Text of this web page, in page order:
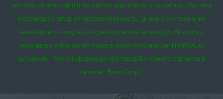
або заявлено на офіційних сайтах виробників, в каталогах. Частина
інформації в інтернет-магазині(кількість, ціна) в силу технічних
неполадок та людського фактору може не завжди збігатися з
інформацією про даний товар в фізичному магазині.Найбільш
актуальну і точну інформацію про товар Ви можете отримати в
магазині “Вовк Спорт”: